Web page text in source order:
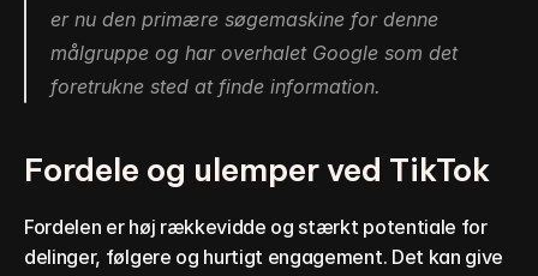
er nu den primære søgemaskine for denne
målgruppe og har overhalet Google som det
foretrukne sted at finde information.
Fordele og ulemper ved TikTok
Fordelen er høj rækkevidde og stærkt potentiale for
delinger, følgere og hurtigt engagement. Det kan give